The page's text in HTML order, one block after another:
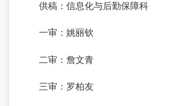
供稿：信息化与后勤保障科
一审：姚丽钦
二审：詹文青
三审：罗柏友